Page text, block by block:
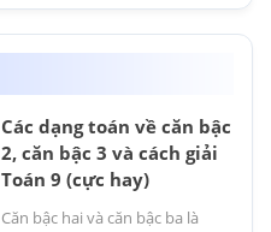
Các dạng toán về căn bậc
2, căn bậc 3 và cách giải
Toán 9 (cực hay)
Căn bậc hai và căn bậc ba là